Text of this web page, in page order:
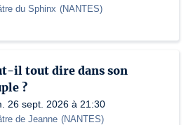
du Sphinx (NANTES)
il tout dire dans son
?
26 sept. 2026 à 21:30
de Jeanne (NANTES)